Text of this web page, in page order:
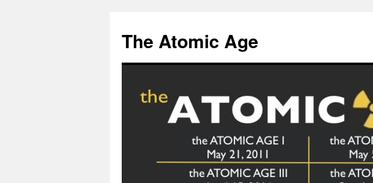
content
The Atomic Age